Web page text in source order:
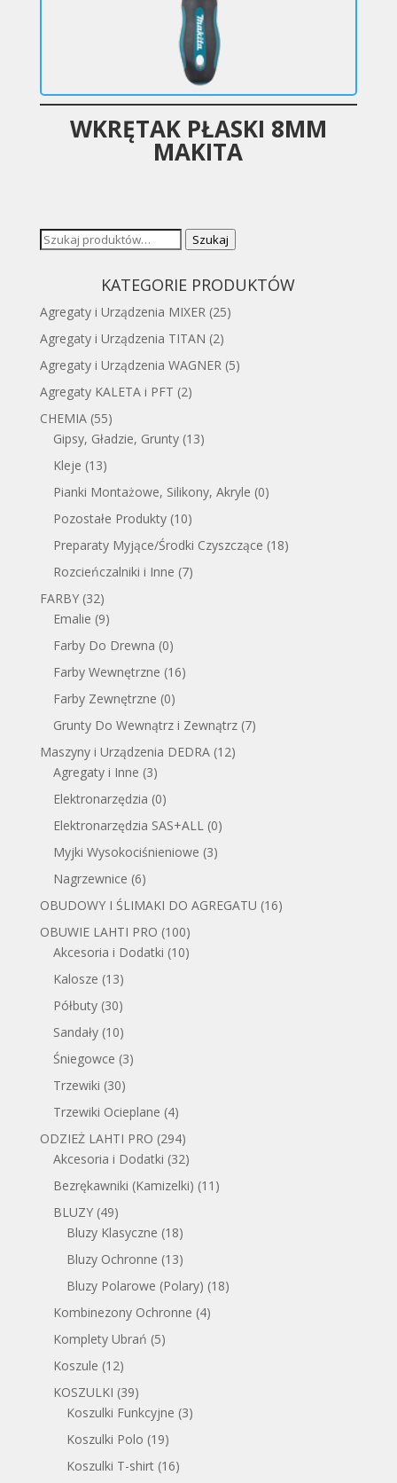
WKRĘTAK PŁASKI 8MM
MAKITA
Szukaj: Szukaj
KATEGORIE PRODUKTÓW
Agregaty i Urządzenia MIXER (25)
Agregaty i Urządzenia TITAN (2)
Agregaty i Urządzenia WAGNER (5)
Agregaty KALETA i PFT (2)
CHEMIA (55)
Gipsy, Gładzie, Grunty (13)
Kleje (13)
Pianki Montażowe, Silikony, Akryle (0)
Pozostałe Produkty (10)
Preparaty Myjące/Środki Czyszczące (18)
Rozcieńczalniki i Inne (7)
FARBY (32)
Emalie (9)
Farby Do Drewna (0)
Farby Wewnętrzne (16)
Farby Zewnętrzne (0)
Grunty Do Wewnątrz i Zewnątrz (7)
Maszyny i Urządzenia DEDRA (12)
Agregaty i Inne (3)
Elektronarzędzia (0)
Elektronarzędzia SAS+ALL (0)
Myjki Wysokociśnieniowe (3)
Nagrzewnice (6)
OBUDOWY I ŚLIMAKI DO AGREGATU (16)
OBUWIE LAHTI PRO (100)
Akcesoria i Dodatki (10)
Kalosze (13)
Półbuty (30)
Sandały (10)
Śniegowce (3)
Trzewiki (30)
Trzewiki Ocieplane (4)
ODZIEŻ LAHTI PRO (294)
Akcesoria i Dodatki (32)
Bezrękawniki (Kamizelki) (11)
BLUZY (49)
Bluzy Klasyczne (18)
Bluzy Ochronne (13)
Bluzy Polarowe (Polary) (18)
Kombinezony Ochronne (4)
Komplety Ubrań (5)
Koszule (12)
KOSZULKI (39)
Koszulki Funkcyjne (3)
Koszulki Polo (19)
Koszulki T-shirt (16)